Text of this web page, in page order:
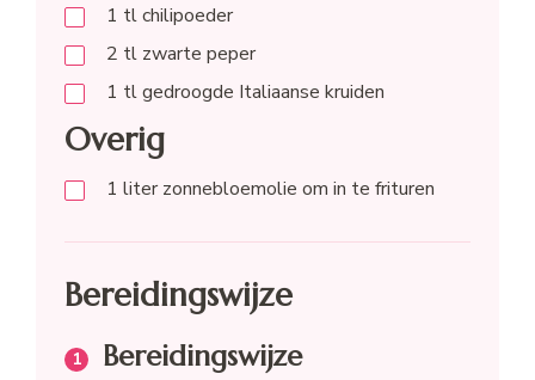
1 tlchilipoeder
2 tl zwarte peper
1 tlgedroogde Italiaanse kruiden
Overig
1 literzonnebloemolie om in te frituren
Bereidingswijze
Bereidingswijze